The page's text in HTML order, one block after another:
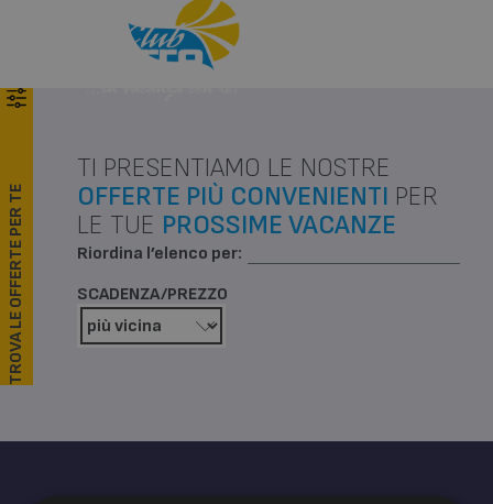
TI PRESENTIAMO LE NOSTRE
OFFERTE PIÙ CONVENIENTI PER
LE TUE PROSSIME VACANZE
Riordina l’elenco per:
SCADENZA/PREZZO
TROVA LE OFFERTE PER TE